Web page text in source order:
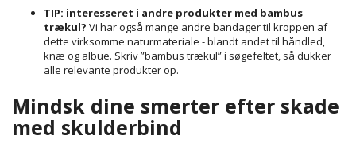
TIP: interesseret i andre produkter med bambus
trækul? Vi har også mange andre bandager til kroppen af
dette virksomme naturmateriale - blandt andet til håndled,
knæ og albue. Skriv ”bambus trækul” i søgefeltet, så dukker
alle relevante produkter op.
Mindsk dine smerter efter skade
med skulderbind